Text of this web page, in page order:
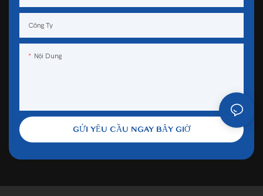
Công Ty
Nội Dung
GỬI YÊU CẦU NGAY BÂY GIỜ